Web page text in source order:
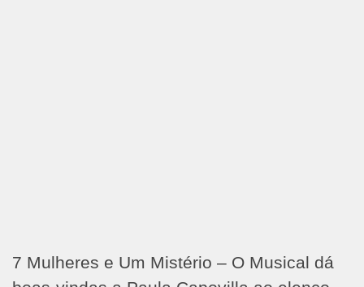
7 Mulheres e Um Mistério – O Musical dá